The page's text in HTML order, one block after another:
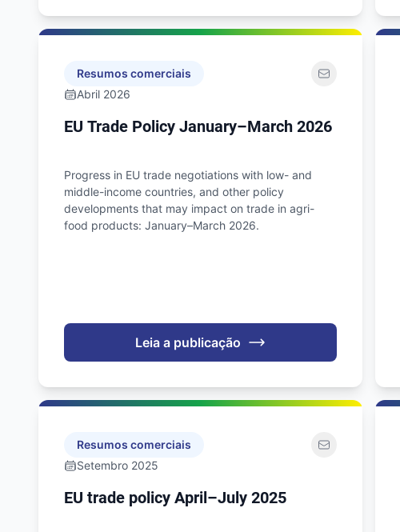
Resumos comerciais
Abril 2026
EU Trade Policy January–March 2026
Progress in EU trade negotiations with low- and
middle-income countries, and other policy
developments that may impact on trade in agri-
food products: January–March 2026.
Leia a publicação
Resumos comerciais
Setembro 2025
EU trade policy April–July 2025